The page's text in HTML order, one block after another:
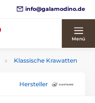
info@galamodino.de
Menü
Klassische Krawatten
Hersteller